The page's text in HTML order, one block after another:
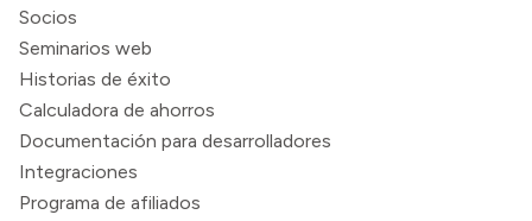
Socios
Seminarios web
Historias de éxito
Calculadora de ahorros
Documentación para desarrolladores
Integraciones
Programa de afiliados